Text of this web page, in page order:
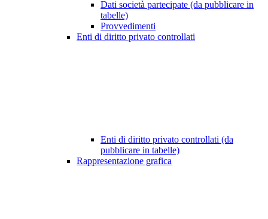
Dati società partecipate (da pubblicare in
tabelle)
Provvedimenti
Enti di diritto privato controllati
Enti di diritto privato controllati (da
pubblicare in tabelle)
Rappresentazione grafica